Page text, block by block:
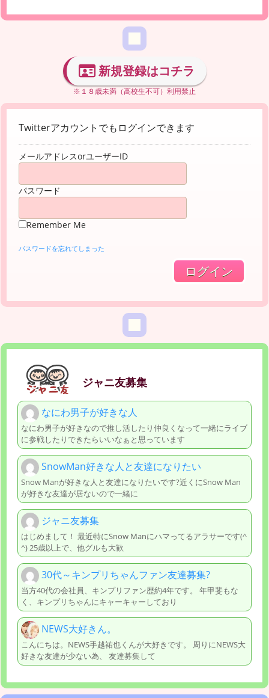
新規登録はコチラ
※１８歳未満（高校生不可）利用禁止
Twitterアカウントでもログインできます
メールアドレスorユーザーID
パスワード
Remember Me
パスワードを忘れてしまった
ジャニ友募集
なにわ男子が好きな人
なにわ男子が好きなので推し活したり仲良くなって一緒にライブ
に参戦したりできたらいいなぁと思っています
SnowMan好きな人と友達になりたい
Snow Manが好きな人と友達になりたいです?近くにSnow Man
が好きな友達が居ないので一緒に
ジャニ友募集
はじめまして！ 最近特にSnow Manにハマってるアラサーです(^
^) 25歳以上で、他グルも大歓
30代～キンプリちゃんファン友達募集?
当方40代の会社員、キンプリファン歴約4年です。 年甲斐もな
く、キンプリちゃんにキャーキャーしており
NEWS大好きん。
こんにちは。NEWS手越祐也くんが大好きです。 周りにNEWS大
好きな友達が少ない為、 友達募集して